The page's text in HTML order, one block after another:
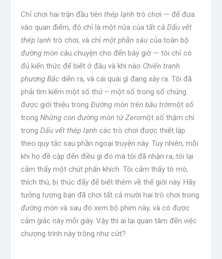
Chỉ chơi hai trận đầu tiên thép lạnh trò chơi — để đưa
vào quan điểm, đó chỉ là một nửa của tất cả Dấu vết
thép lạnh trò chơi, và chỉ một phần sáucủa toàn bộ
đường mòn câu chuyện cho đến bây giờ — tôi chỉ có
đủ kiến ​​thức để biết ở đâu và khi nào Chiến tranh
phương Bắc diễn ra, và cái quái gì đang xảy ra. Tôi đã
phải tìm kiếm một số thứ – một số trong số chúng
được giới thiệu trong Đường mòn trên bầu trờimột số
trong Những con đường mòn từ Zeromột số thậm chí
trong Dấu vết thép lạnh các trò chơi được thiết lập
theo quy tắc sau phần ngoại truyện này. Tuy nhiên, mỗi
khi họ đề cập đến điều gì đó mà tôi đã nhận ra, tôi lại
cảm thấy một chút phấn khích. Tôi cảm thấy tò mò,
thích thú, bị thúc đẩy để biết thêm về thế giới này. Hãy
tưởng tượng bạn đã chơi tất cả mười hai trò chơi trong
đường mòn và sau đó xem bộ phim này, và có được
cảm giác này mỗi giây. Vậy thì ai lại quan tâm đến việc
chương trình này trông như cứt?